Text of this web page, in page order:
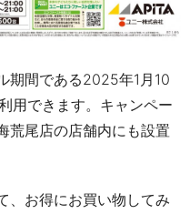
期間である2025年1 月 10
用できます。 キャンペー
荒尾店の店舗内にも設置
、お得にお買い物してみ